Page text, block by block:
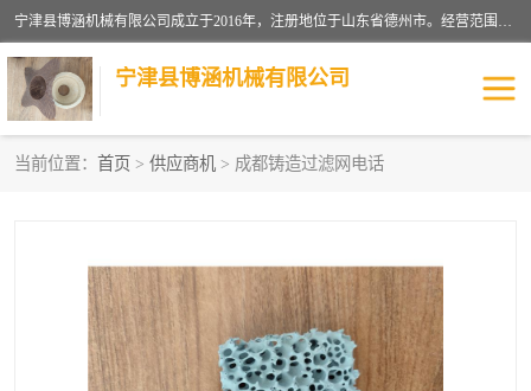
宁津县博涵机械有限公司成立于2016年，注册地位于山东省德州市。经营范围包括：机械设备研发、生产及销售，铸造用造型材料生产、销售，玻璃纤维及制品制造、销售，汽车零配件零售，机械零件、零部件加工，机械零件、零部件销售等；主要产品有：纤维过滤网,陶瓷过滤器,泡沫陶瓷过滤器,耐高温纤维过滤器,铸铁过滤器,铸铜过滤网,铸铝过滤网,铝轮毂过滤网,高效过滤网,高效陶瓷过滤网,高效纤维过滤网。
宁津县博涵机械有限公司
当前位置： 首页 > 供应商机 > 成都铸造过滤网电话
纤维网 挡渣棉
挡渣网 避脏网